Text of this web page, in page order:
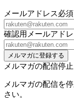
メールアドレス必須
確認用メールアドレ
メルマガに登録する
メルマガの配信停止
メルマガの配信を
さい。